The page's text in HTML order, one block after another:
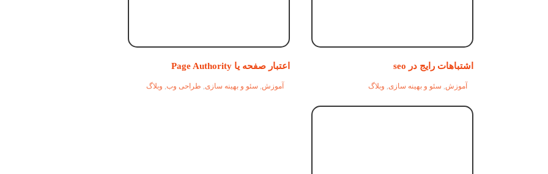
اشتباهات رایج در seo
آموزش سئو و بهینه سازی وبلاگ
اعتبار صفحه یا Page Authority
آموزش سئو و بهینه سازی طراحی وب, وبلاگ